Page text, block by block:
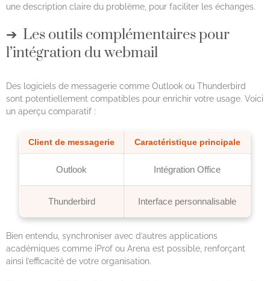
une description claire du problème, pour faciliter les échanges.
Les outils complémentaires pour
l’intégration du webmail
Des logiciels de messagerie comme Outlook ou Thunderbird
sont potentiellement compatibles pour enrichir votre usage. Voici
un aperçu comparatif :
Client de messagerie Caractéristique principale
Outlook Intégration Office
Thunderbird Interface personnalisable
Bien entendu, synchroniser avec d’autres applications
académiques comme iProf ou Arena est possible, renforçant
ainsi l’efficacité de votre organisation.